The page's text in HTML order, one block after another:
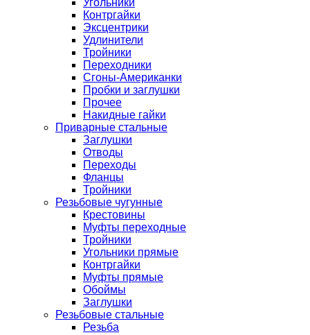
Угольники
Контргайки
Эксцентрики
Удлинители
Тройники
Переходники
Сгоны-Американки
Пробки и заглушки
Прочее
Накидные гайки
Приварные стальные
Заглушки
Отводы
Переходы
Фланцы
Тройники
Резьбовые чугунные
Крестовины
Муфты переходные
Тройники
Угольники прямые
Контргайки
Муфты прямые
Обоймы
Заглушки
Резьбовые стальные
Резьба